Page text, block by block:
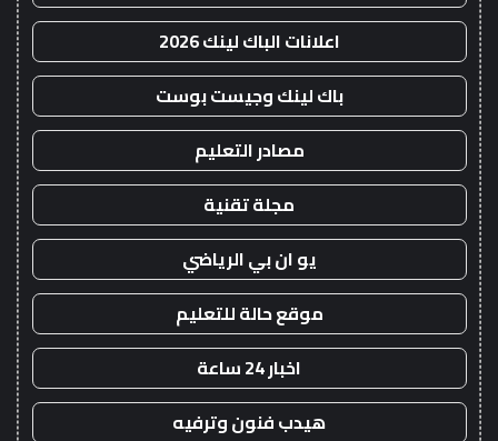
اعلانات الباك لينك 2026
باك لينك وجيست بوست
مصادر التعليم
مجلة تقنية
يو ان بي الرياضي
موقع حالة للتعليم
اخبار 24 ساعة
هيدب فنون وترفيه